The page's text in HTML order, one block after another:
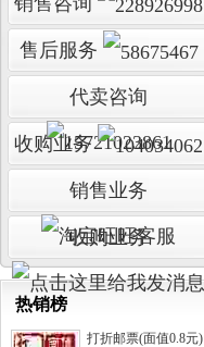
售后服务
代卖咨询
收购业务
销售业务
收购业务
热销榜
打折邮票(面值0.8元)